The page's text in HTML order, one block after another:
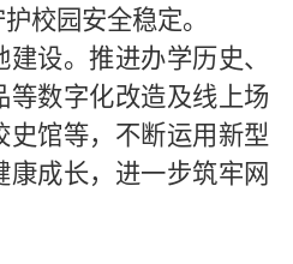
校园安全稳定。
设。推进办学历史、
等数字化改造及线上场
史馆等，不断运用新型
成长，进一步筑牢网